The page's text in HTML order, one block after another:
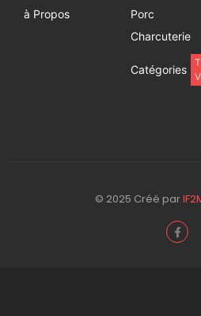
à Propos
Porc
Charcuterie
Catégories
© 2025 Créé par